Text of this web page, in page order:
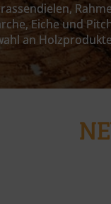
Eiche und
an